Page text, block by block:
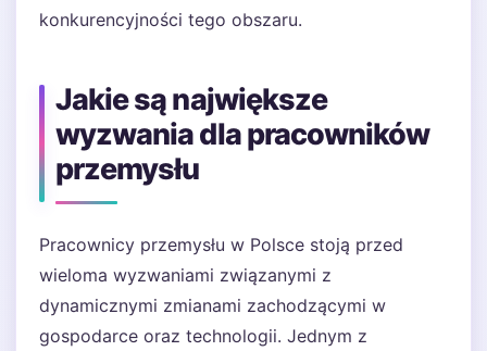
konkurencyjności tego obszaru.
Jakie są największe
wyzwania dla pracowników
przemysłu
Pracownicy przemysłu w Polsce stoją przed
wieloma wyzwaniami związanymi z
dynamicznymi zmianami zachodzącymi w
gospodarce oraz technologii. Jednym z